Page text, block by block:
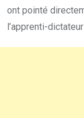
ont pointé
l’apprenti-